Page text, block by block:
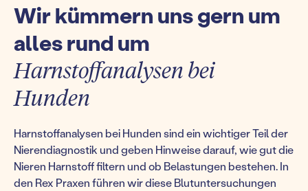
Wir kümmern uns gern um
alles rund um
Harnstoffanalysen bei
Hunden
Harnstoffanalysen bei Hunden sind ein wichtiger Teil der
Nierendiagnostik und geben Hinweise darauf, wie gut die
Nieren Harnstoff filtern und ob Belastungen bestehen. In
den Rex Praxen führen wir diese Blutuntersuchungen